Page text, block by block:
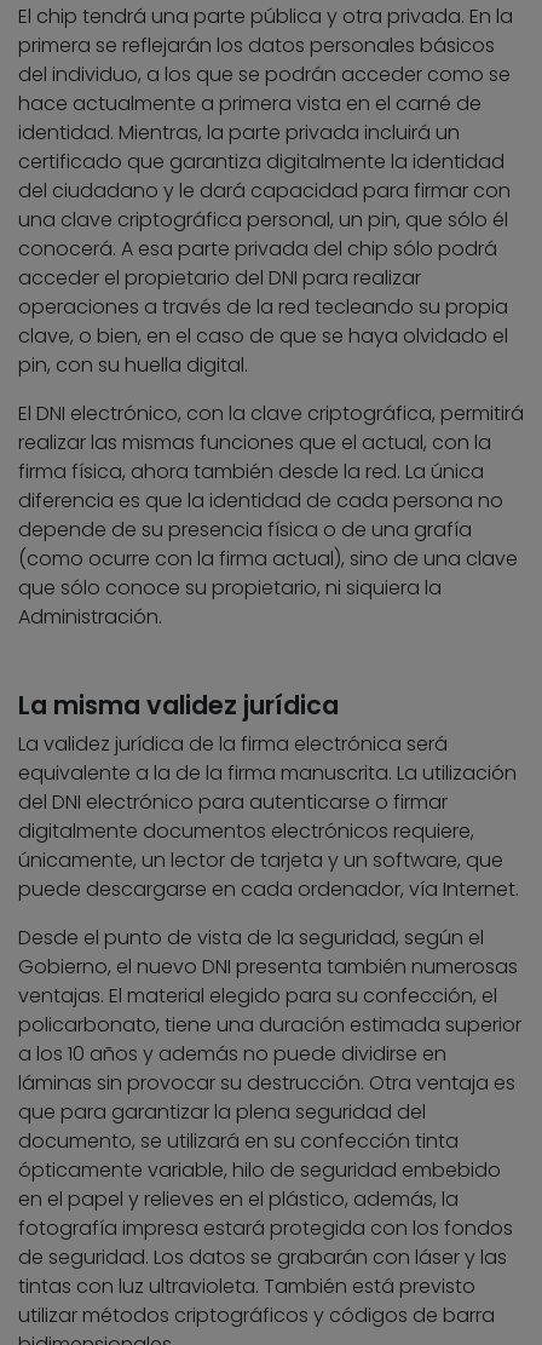
El chip tendrá una parte pública y otra privada. En la
primera se reflejarán los datos personales básicos
del individuo, a los que se podrán acceder como se
hace actualmente a primera vista en el carné de
identidad. Mientras, la parte privada incluirá un
certificado que garantiza digitalmente la identidad
del ciudadano y le dará capacidad para firmar con
una clave criptográfica personal, un pin, que sólo él
conocerá. A esa parte privada del chip sólo podrá
acceder el propietario del DNI para realizar
operaciones a través de la red tecleando su propia
clave, o bien, en el caso de que se haya olvidado el
pin, con su huella digital.
El DNI electrónico, con la clave criptográfica, permitirá
realizar las mismas funciones que el actual, con la
firma física, ahora también desde la red. La única
diferencia es que la identidad de cada persona no
depende de su presencia física o de una grafía
(como ocurre con la firma actual), sino de una clave
que sólo conoce su propietario, ni siquiera la
Administración.
La misma validez jurídica
La validez jurídica de la firma electrónica será
equivalente a la de la firma manuscrita. La utilización
del DNI electrónico para autenticarse o firmar
digitalmente documentos electrónicos requiere,
únicamente, un lector de tarjeta y un software, que
puede descargarse en cada ordenador, vía Internet.
Desde el punto de vista de la seguridad, según el
Gobierno, el nuevo DNI presenta también numerosas
ventajas. El material elegido para su confección, el
policarbonato, tiene una duración estimada superior
a los 10 años y además no puede dividirse en
láminas sin provocar su destrucción. Otra ventaja es
que para garantizar la plena seguridad del
documento, se utilizará en su confección tinta
ópticamente variable, hilo de seguridad embebido
en el papel y relieves en el plástico, además, la
fotografía impresa estará protegida con los fondos
de seguridad. Los datos se grabarán con láser y las
tintas con luz ultravioleta. También está previsto
utilizar métodos criptográficos y códigos de barra